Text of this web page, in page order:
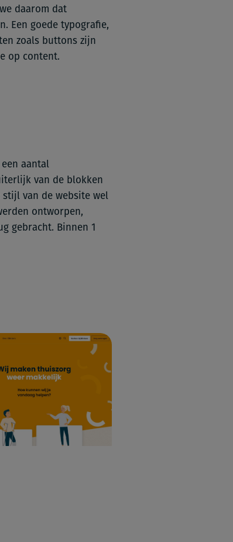
daarom dat
Een goede typografie,
zoals buttons zijn
op content.
aantal
van de blokken
van de website wel
ontworpen,
gebracht. Binnen 1